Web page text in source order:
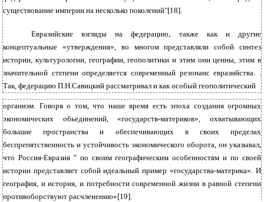
существование империи на несколько поколений"[18].
Евразийские взгляды на федерацию, также как и другие
концептуальные «утверждения», во многом представляли собой синтез
истории, культурологии, географии, геополитики и этим они ценны, этим в
значительной степени определяется современный резонанс евразийства. .
Так, федерацию П.Н.Савицкий рассматривал и как особый геополитический
организм. Говоря о том, что наше время есть эпоха создания огромных
экономических обьединений, «государств-материков», охватывающих
большие пространства и обеспечивающих в своих пределах
беспрепятственность и устойчивость экономического оборота, он указывал,
что Россия-Евразия " по своим географическим особенностям и по своей
истории представляет собой идеальный пример «государства-материка». И
география, и история, и потребности современной жизни в равной степени
противоборствуют расчленению»[19].